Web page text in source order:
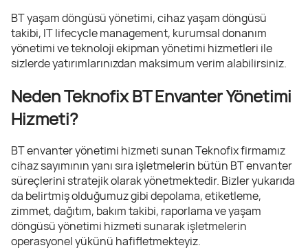
BT yaşam döngüsü yönetimi, cihaz yaşam döngüsü
takibi, IT lifecycle management, kurumsal donanım
yönetimi ve teknoloji ekipman yönetimi hizmetleri ile
sizlerde yatırımlarınızdan maksimum verim alabilirsiniz.
Neden Teknofix BT Envanter Yönetimi
Hizmeti?
BT envanter yönetimi hizmeti sunan Teknofix firmamız
cihaz sayımının yanı sıra işletmelerin bütün BT envanter
süreçlerini stratejik olarak yönetmektedir. Bizler yukarıda
da belirtmiş olduğumuz gibi depolama, etiketleme,
zimmet, dağıtım, bakım takibi, raporlama ve yaşam
döngüsü yönetimi hizmeti sunarak işletmelerin
operasyonel yükünü hafifletmekteyiz.